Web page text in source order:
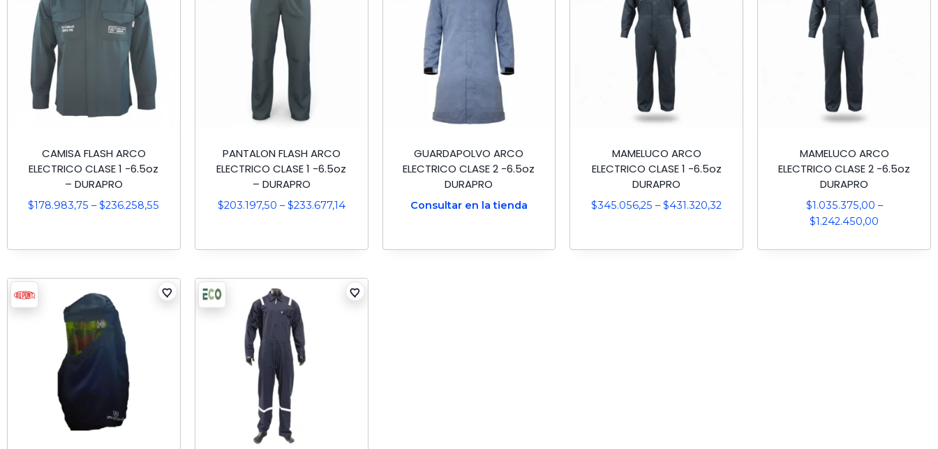
CAMISA FLASH ARCO
ELECTRICO CLASE 1 -6.5oz
– DURAPRO
$178.983,75 – $236.258,55
PANTALON FLASH ARCO
ELECTRICO CLASE 1 -6.5oz
– DURAPRO
$203.197,50 – $233.677,14
GUARDAPOLVO ARCO
ELECTRICO CLASE 2 -6.5oz
DURAPRO
Consultar en la tienda
MAMELUCO ARCO
ELECTRICO CLASE 1 -6.5oz
DURAPRO
$345.056,25 – $431.320,32
MAMELUCO ARCO
ELECTRICO CLASE 2 -6.5oz
DURAPRO
$1.035.375,00 –
$1.242.450,00